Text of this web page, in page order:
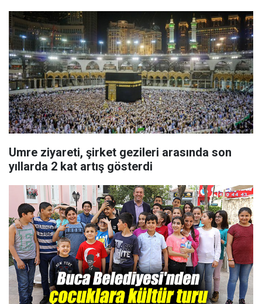
Umre ziyareti, şirket gezileri arasında son
yıllarda 2 kat artış gösterdi